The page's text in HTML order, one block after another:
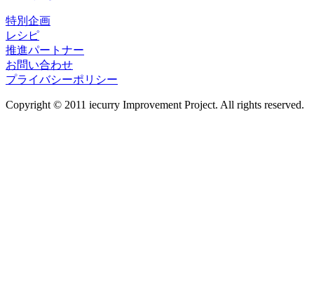
特別企画
レシピ
推進パートナー
お問い合わせ
プライバシーポリシー
Copyright © 2011 iecurry Improvement Project. All rights reserved.